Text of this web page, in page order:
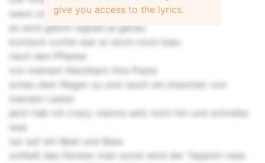
wenn ich nach oben schau
es wird gleich regnen ja genau
komisch vorhin war er doch noch blau
riech den Pflaster
von meinem Nachbarn ihre Pasta
schau dem Regen zu und rauch ein bisschen von
meinem Laster
jetzt hab ich crazy visions setz mich hin und schreibe
was
nur auf em Beat und Bass
schließ das Fenster man sonst wird der Teppich nass
give you access to the lyrics.